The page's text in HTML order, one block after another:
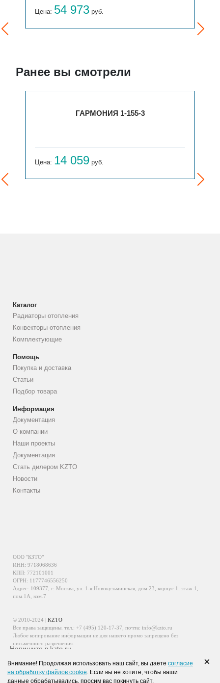
руб.
Ранее вы смотрели
ГАРМОНИЯ 1-155-4
Цена:
Каталог
Радиаторы отопления
Конвекторы отопления
Комплектующие
Помощь
Покупка и доставка
Статьи
Подбор товара
Информация
Документация
О компании
Наши проекты
Документация
Стать дилером KZTO
Новости
Контакты
ООО "КЗТО"
ИНН: 9718068636
КПП: 772101001
ОГРН: 1177746556250
Адрес: 109377, г. Москва, ул. 1-я Новокузьминская, дом 23, корпус 1, этаж 1,
пом.1А, ком.7
© 2010-2024 |KZTO
Все права защищены. тел.: +7 (495) 120-17-37 , почта: info@kzto.ru
Любое копирование информации не для нашего промо запрещено без
письменного разрешения.
Информация, размещенная на сайте, не является публичной офертой.
Политика обработки персональных данных
Политика конфиденциальности персональных данных
Напишите в kzto.ru
×
Внимание! Продолжая использовать наш сайт, вы даете согласие
на обработку файлов cookie. Если вы не хотите, чтобы ваши
данные обрабатывались, просим вас покинуть сайт.